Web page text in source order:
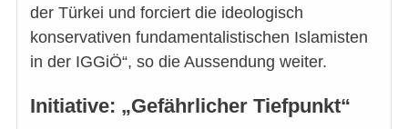
der Türkei und forciert die ideologisch
konservativen fundamentalistischen Islamisten
in der IGGiÖ“, so die Aussendung weiter.
Initiative: „Gefährlicher Tiefpunkt“